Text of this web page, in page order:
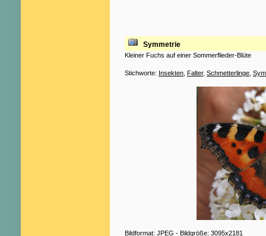
Symmetrie
Kleiner Fuchs auf einer Sommerflieder-Blüte
Stichworte: Insekten Falter, Schmetterlinge
Bildformat: JPEG - Bildgröße: 3095x2181